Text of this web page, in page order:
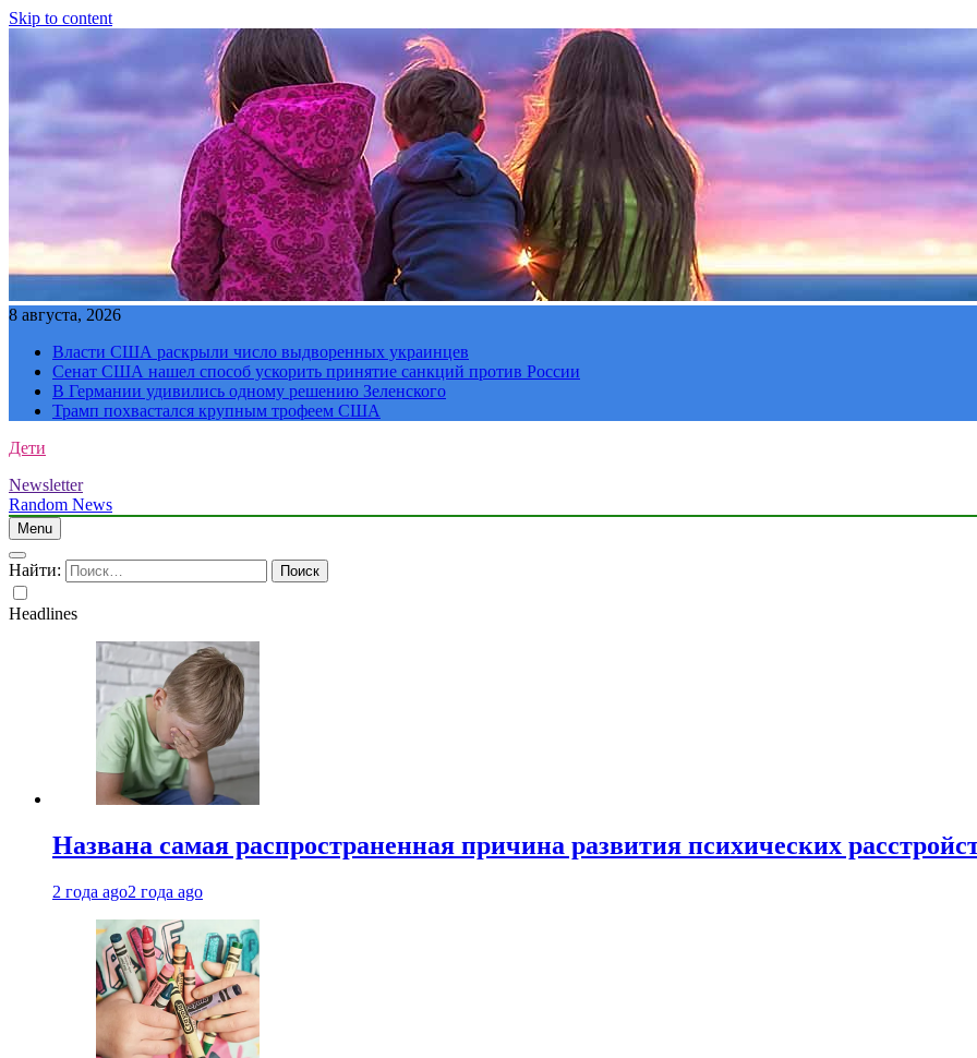
Skip to content
8 августа, 2026
Власти США раскрыли число выдворенных украинцев
Сенат США нашел способ ускорить принятие санкций против России
В Германии удивились одному решению Зеленского
Трамп похвастался крупным трофеем США
Дети
Newsletter
Random News
Menu
Найти:
Headlines
Названа самая распространенная причина развития психических
2 года ago2 года ago